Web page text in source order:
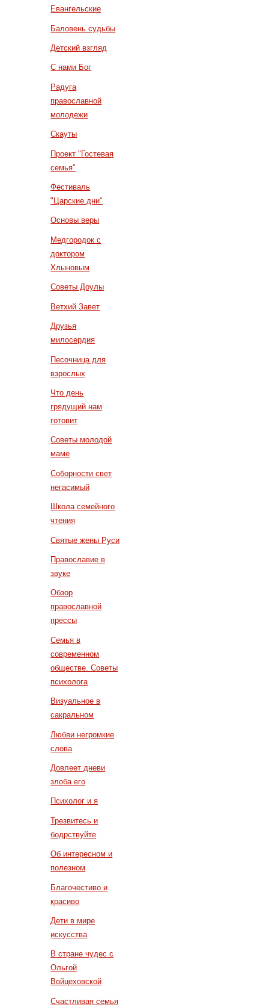
Евангельские
Баловень судьбы
Детский взгляд
С нами Бог
Радуга
православной
молодежи
Скауты
Проект "Гостевая
семья"
Фестиваль
"Царские дни"
Основы веры
Медгородок с
доктором
Хлыновым
Советы Доулы
Ветхий Завет
Друзья
милосердия
Песочница для
взрослых
Что день
грядущий нам
готовит
Советы молодой
маме
Соборности свет
негасимый
Школа семейного
чтения
Святые жены Руси
Православие в
звуке
Обзор
православной
прессы
Семья в
современном
обществе. Советы
психолога
Визуальное в
сакральном
Любви негромкие
слова
Довлеет дневи
злоба его
Психолог и я
Трезвитесь и
бодрствуйте
Об интересном и
полезном
Благочестиво и
красиво
Дети в мире
искусства
В стране чудес с
Ольгой
Войцеховской
Счастливая семья